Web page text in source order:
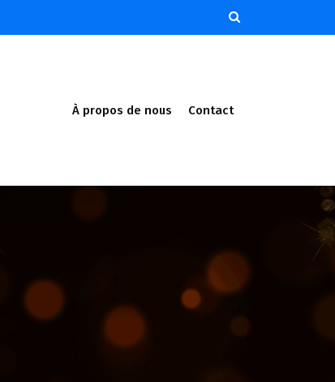
À propos de nous Contact